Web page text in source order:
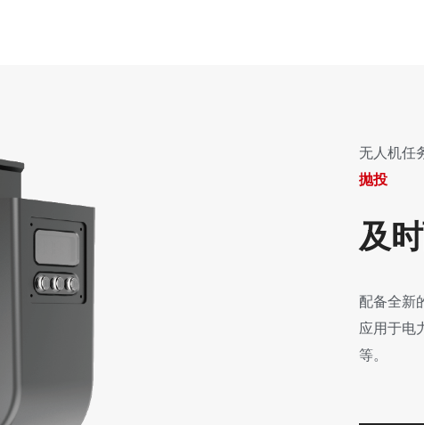
无人机任
抛投
及
配备全新
应用于电
等。